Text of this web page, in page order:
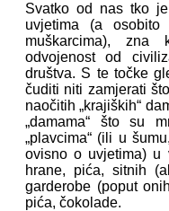
Svatko od nas tko
uvjetima (a
muškarcima), zna
odvojenost od
društva. S te točke
čuditi niti zamjerati
naočitih „krajiških“
„damama“ što su
„plavcima“ (ili u
ovisno o uvjetima) u
hrane, pića, sitnih
garderobe (poput
pića, čokolade.